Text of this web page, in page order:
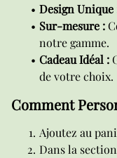
Design Unique
Sur-mesure :
notre gamme.
Cadeau Idéal :
de votre choix.
Comment
Ajoutez au
Dans la section